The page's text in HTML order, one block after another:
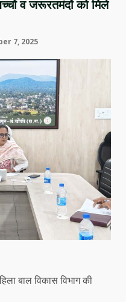
व जरूरतमंदों को मिले
7, 2025
बाल विकास विभाग की